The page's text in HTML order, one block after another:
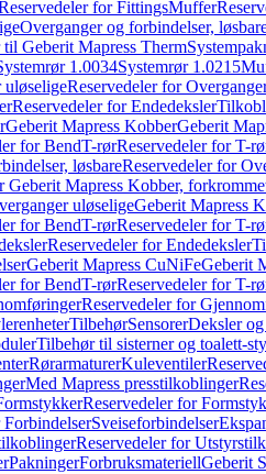
for FittingsMuffer
Overganger og forbindelser,
Geberit Mapress Therm
1.0034Systemrør 1.0215
uløseligeReservedeler for
Reservedeler for Endedeksler
Geberit Mapress KobberGeberit
for BendT-rørReservedeler for T-
løsbareReservedeler for
Geberit Mapress Kobber,
uløseligeGeberit Mapress
for BendT-rørReservedeler for T-
Reservedeler for Endedeksler
Geberit Mapress CuNiFeGeberit
for BendT-rørReservedeler for T-
Reservedeler for
TilbehørSensorerDeksler
Tilbehør til sisterner og toalett-
RørarmaturerKuleventiler
Med Mapress presstilkoblinger
Reservedeler for
ForbindelserSveiseforbindelser
Reservedeler for
PakningerForbruksmateriellGeberit